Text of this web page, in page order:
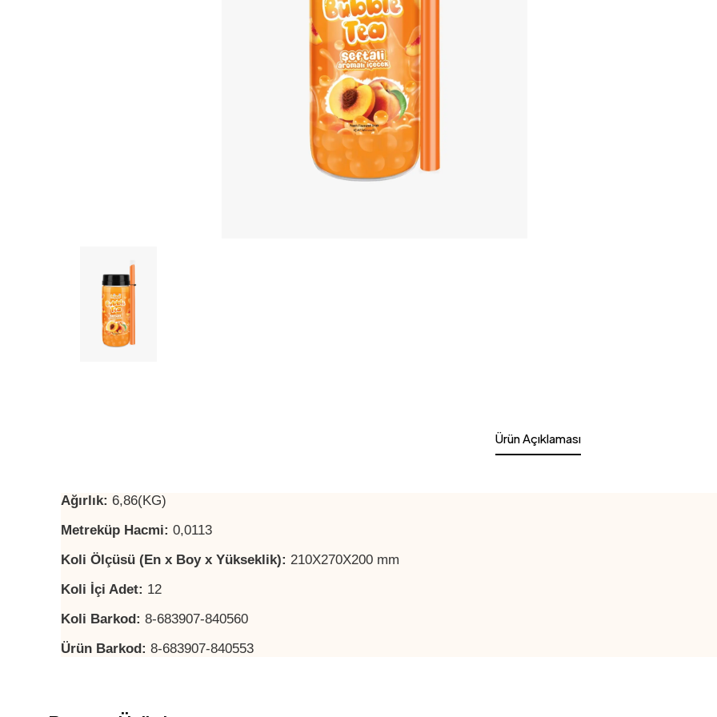
Ürün Açıklaması
Ağırlık: 6,86(KG)
Metreküp Hacmi: 0,0113
Koli Ölçüsü (En x Boy x Yükseklik): 210X270X200 mm
Koli İçi Adet: 12
Koli Barkod: 8-683907-840560
Ürün Barkod: 8-683907-840553